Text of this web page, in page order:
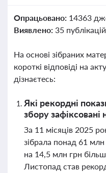
Опрацьовано: 14363
Виявлено: 35
На основі зібраних
короткі відповіді на
дізнаєтесь:
Які рекордні
збору зафіксовані
За 11 місяців 2025
зібрала понад 61
на 14,5 млн грн
Листопад став